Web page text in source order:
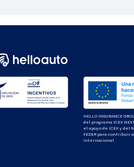
HELLO INSURANCE
del programa ICEX
el apoyo de ICEX y del
FEDER para contribuir
internacional